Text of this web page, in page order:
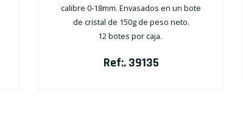
calibre 0-18mm. Envasados en un bote
de cristal de 150g de peso neto.
12 botes por caja.
Ref:. 39135